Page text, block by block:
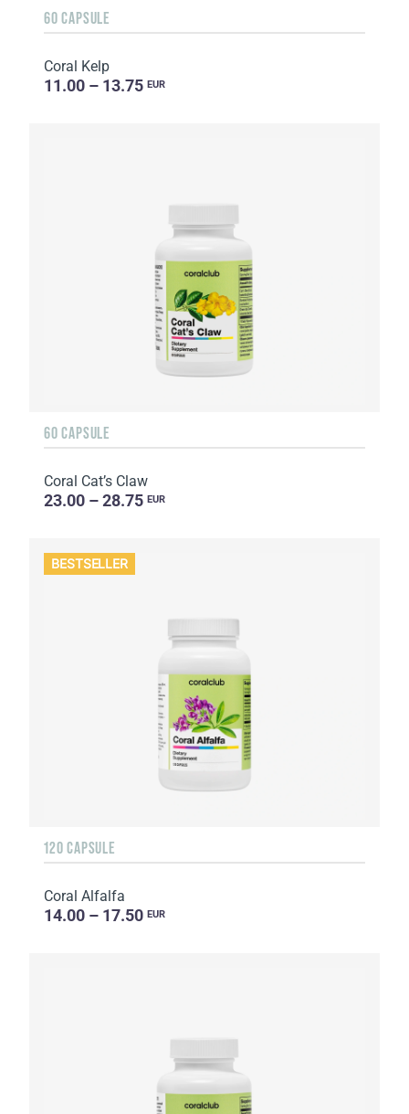
60 CAPSULE
Coral Kelp
11.00 – 13.75 EUR
60 CAPSULE
Coral Cat’s Claw
23.00 – 28.75 EUR
BESTSELLER
120 CAPSULE
Coral Alfalfa
14.00 – 17.50 EUR